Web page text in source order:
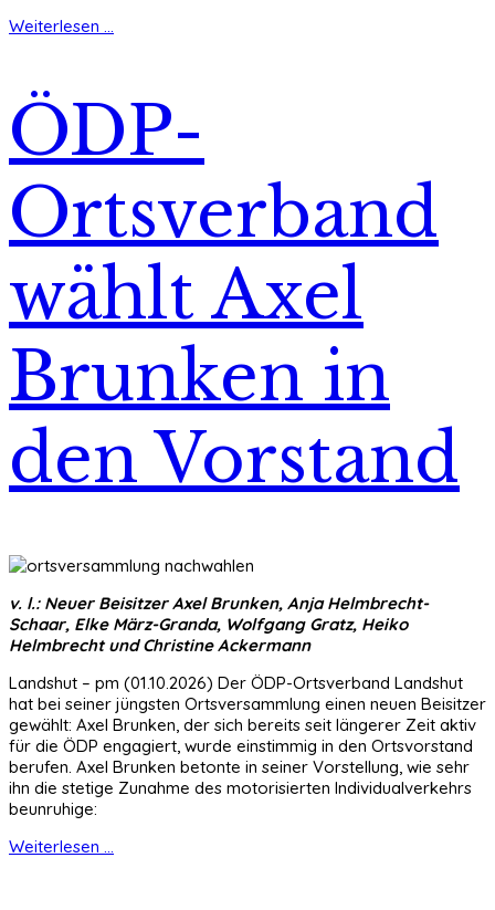
Weiterlesen ...
ÖDP-
Ortsverband
wählt Axel
Brunken in
den Vorstand
v. l.: Neuer Beisitzer Axel Brunken, Anja Helmbrecht-
Schaar, Elke März-Granda, Wolfgang Gratz, Heiko
Helmbrecht und Christine Ackermann
Landshut – pm (01.10.2026) Der ÖDP-Ortsverband Landshut
hat bei seiner jüngsten Ortsversammlung einen neuen Beisitzer
gewählt: Axel Brunken, der sich bereits seit längerer Zeit aktiv
für die ÖDP engagiert, wurde einstimmig in den Ortsvorstand
berufen. Axel Brunken betonte in seiner Vorstellung, wie sehr
ihn die stetige Zunahme des motorisierten Individualverkehrs
beunruhige:
Weiterlesen ...